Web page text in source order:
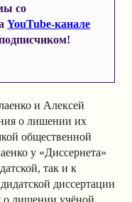
со
YouTube-канале
и Алексей
о лишении их
общественной
у «Диссернета»
так и к
диссертации
о лишении учёной